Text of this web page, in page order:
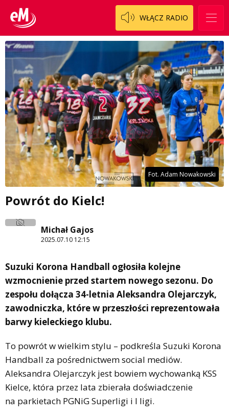
WŁĄCZ RADIO
Fot. Adam Nowakowski
Powrót do Kielc!
Michał Gajos
2025.07.10 12:15
Suzuki Korona Handball ogłosiła kolejne
wzmocnienie przed startem nowego sezonu. Do
zespołu dołącza 34-letnia Aleksandra Olejarczyk,
zawodniczka, które w przeszłości reprezentowała
barwy kieleckiego klubu.
To powrót w wielkim stylu – podkreśla Suzuki Korona
Handball za pośrednictwem social mediów.
Aleksandra Olejarczyk jest bowiem wychowanką KSS
Kielce, która przez lata zbierała doświadczenie
na parkietach PGNiG Superligi i I ligi.